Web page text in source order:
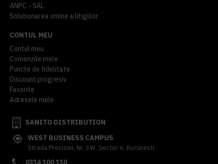
ANPC - SAL
Solutionarea online a litigiilor
CONTUL MEU
Contul meu
Comenzile mele
Puncte de fidelitate
Discount progresiv
Favorite
Adresele mele
SANITO DISTRIBUTION
WEST BUSINESS CAMPUS
Strada Preciziei, Nr, 3W, Sector 6, Bucuresti
0314 100 110